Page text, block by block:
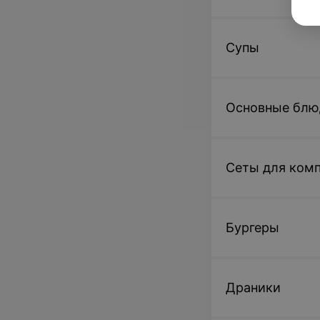
Супы
Основные
Сеты для
Бургеры
Драники